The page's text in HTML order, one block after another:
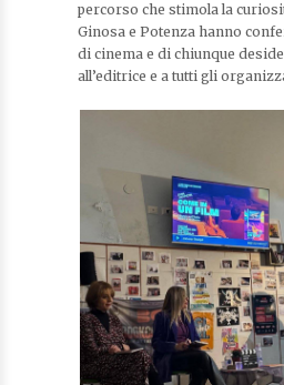
percorso che stimola la
Ginosa e Potenza hanno
di cinema e di chiunque
all’editrice e a tutti gli